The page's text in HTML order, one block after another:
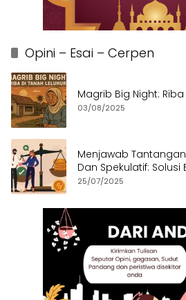
Opini – Esai – Cerpen
Magrib Big Night:
03/08/2025
Menjawab
Dan Spekulatif:
25/07/2025